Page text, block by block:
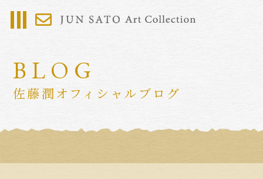
BLOG
佐藤潤オフィシャルブログ